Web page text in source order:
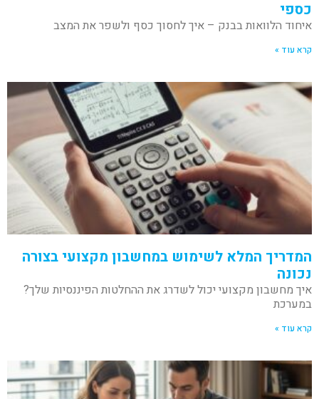
כספי
איחוד הלוואות בבנק – איך לחסוך כסף ולשפר את המצב
קרא עוד »
המדריך המלא לשימוש במחשבון מקצועי בצורה
נכונה
איך מחשבון מקצועי יכול לשדרג את ההחלטות הפיננסיות שלך?
במערכת
קרא עוד »